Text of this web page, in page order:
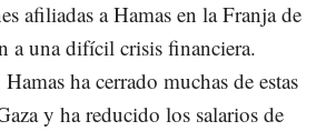
afiliadas a Hamas en la Franja de
a una difícil crisis financiera.
ha cerrado muchas de estas
y ha reducido los salarios de